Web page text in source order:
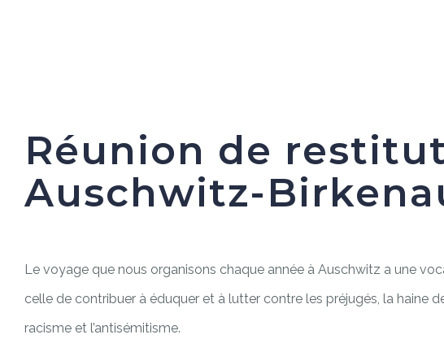
Réunion de
Auschwitz-
Le voyage que nous organisons chaque année à Auschwitz a une
celle de contribuer à éduquer et à lutter contre les préjugés, la haine
racisme et l’antisémitisme.